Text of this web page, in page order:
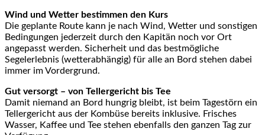
Wind und Wetter bestimmen den Kurs
Die geplante Route kann je nach Wind, Wetter und sonstigen
Bedingungen jederzeit durch den Kapitän noch vor Ort
angepasst werden. Sicherheit und das bestmögliche
Segelerlebnis (wetterabhängig) für alle an Bord stehen dabei
immer im Vordergrund.
Gut versorgt – von Tellergericht bis Tee
Damit niemand an Bord hungrig bleibt, ist beim Tagestörn ein
Tellergericht aus der Kombüse bereits inklusive. Frisches
Wasser, Kaffee und Tee stehen ebenfalls den ganzen Tag zur